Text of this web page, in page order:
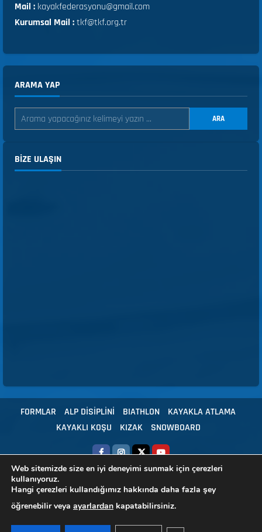
Mail : kayakfederasyonu@gmail.com
Kurumsal Mail :tkf@tkf.org.tr
ARAMA YAP
ARA
BIZE ULAŞIN
FORMLAR ALP DİSİPLİNİ BIATHLON
KAYAKLA ATLAMA
KAYAKLI KOŞU
KIZAK SNOWBOARD
Copyright © 2024 Tüm hakları Türkiye Kayak Federasyonu'na aittir.
HBS - Yazılım
Web sitemizde size en iyi deneyimi sunmak için çerezleri
kullanıyoruz.
Hangi çerezleri kullandığımız hakkında daha fazla şey
öğrenebilir veya ayarlardan kapatabilirsiniz.